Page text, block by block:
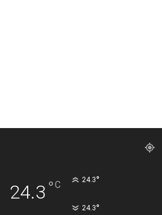
24.3 °C 24.3°
24.3°